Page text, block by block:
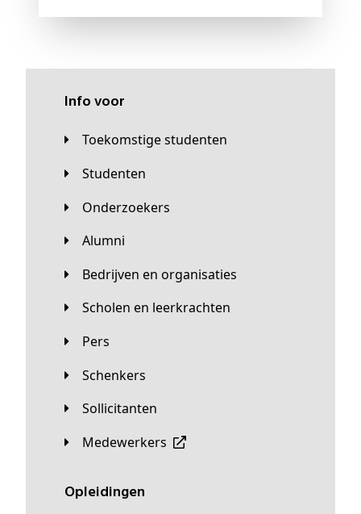
Info voor
Toekomstige studenten
Studenten
Onderzoekers
Alumni
Bedrijven en organisaties
Scholen en leerkrachten
Pers
Schenkers
Sollicitanten
Medewerkers
Opleidingen